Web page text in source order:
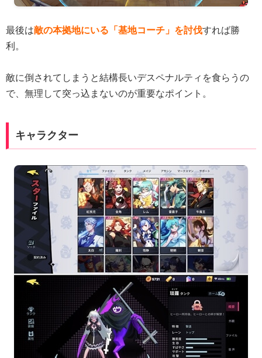
最後は敵の本拠地にいる「基地コーチ」を討伐すれば勝
利。
敵に倒されてしまうと結構長いデスペナルティを食らうの
で、無理して突っ込まないのが重要なポイント。
キャラクター